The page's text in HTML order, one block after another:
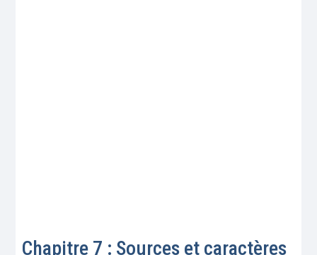
Chapitre 7 : Sources et caractères